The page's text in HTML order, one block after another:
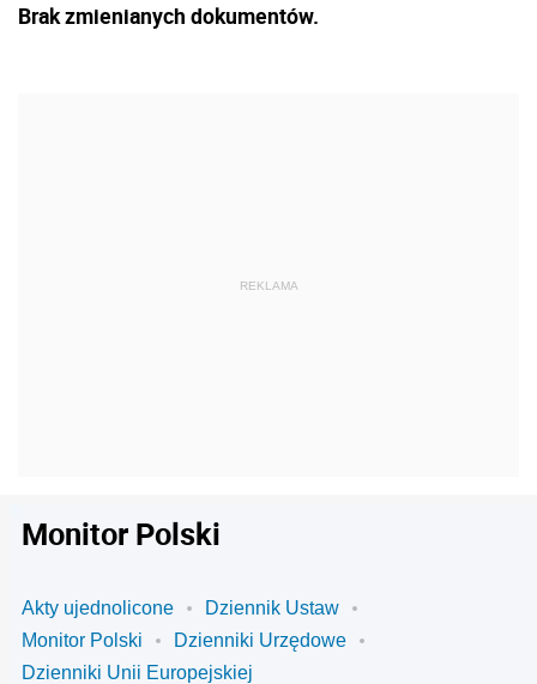
Brak zmienianych dokumentów.
Monitor Polski
Akty ujednolicone
Dziennik Ustaw
Monitor Polski
Dzienniki Urzędowe
Dzienniki Unii Europejskiej